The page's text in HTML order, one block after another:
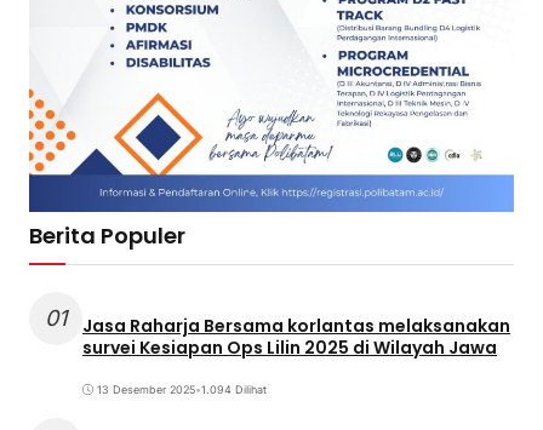
Berita Populer
01
Jasa Raharja Bersama korlantas melaksanakan
survei Kesiapan Ops Lilin 2025 di Wilayah Jawa
13 Desember 2025•1.094 Dilihat